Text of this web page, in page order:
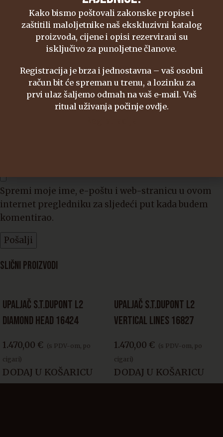
5 zvjezdica5 od 5 zvjezdica
Vaša recenzija:*
*
Spremi moje ime, e-poštu i web-stranicu u ovom
internet pregledniku za sljedeći put kada budem
komentirao.
SLIČNI PROIZVODI
UPALJAČ S.T.DUPONT L2
DIAMOND HEAD 16424
1.470,00 € (s PDV-om, po
cigari)
DODAJ U KOŠARICU
UPALJAČ S.T.DUPONT L2
VERTICAL LINES 16827
1.470,00 € (s PDV-om, po
cigari)
DODAJ U KOŠARICU
Kako bismo poštovali zakonske propise i
zaštitili maloljetnike naš ekskluzivni katalog
proizvoda, cijene i opisi rezervirani su
isključivo za punoljetne članove.
Registracija je brza i jednostavna – vaš osobni
račun bit će spreman u trenu, a lozinku za
prvi ulaz šaljemo odmah na vaš e-mail. Vaš
ritual uživanja počinje ovdje.